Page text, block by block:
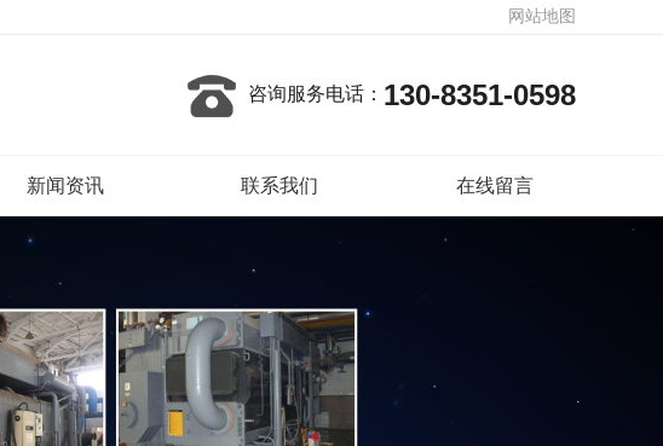
网站地图
咨询服务电话： 130-8351-0598
新闻资讯 联系我们 在线留言